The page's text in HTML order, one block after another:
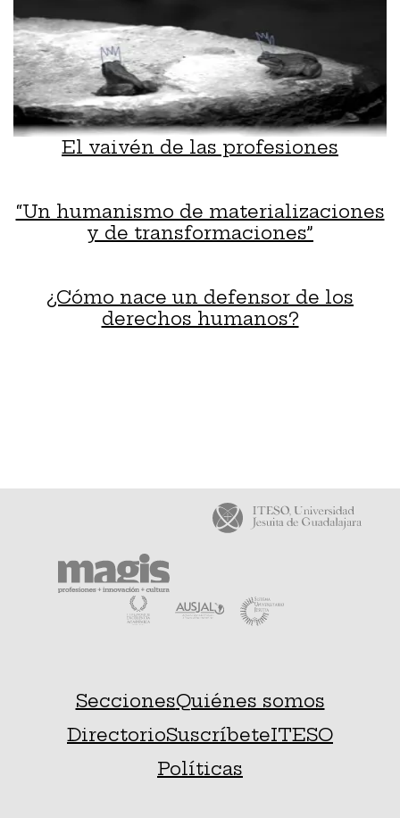
El vaivén de las profesiones
“Un humanismo de materializaciones
y de transformaciones”
¿Cómo nace un defensor de los
derechos humanos?
SeccionesQuiénes somos
DirectorioSuscríbeteITESO
Políticas